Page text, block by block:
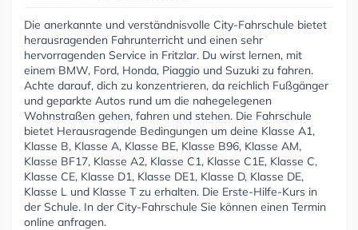
Die anerkannte und verständnisvolle City-Fahrschule bietet
herausragenden Fahrunterricht und einen sehr
hervorragenden Service in Fritzlar. Du wirst lernen, mit
einem BMW, Ford, Honda, Piaggio und Suzuki zu fahren.
Achte darauf, dich zu konzentrieren, da reichlich Fußgänger
und geparkte Autos rund um die nahegelegenen
Wohnstraßen gehen, fahren und stehen. Die Fahrschule
bietet Herausragende Bedingungen um deine Klasse A1,
Klasse B, Klasse A, Klasse BE, Klasse B96, Klasse AM,
Klasse BF17, Klasse A2, Klasse C1, Klasse C1E, Klasse C,
Klasse CE, Klasse D1, Klasse DE1, Klasse D, Klasse DE,
Klasse L und Klasse T zu erhalten. Die Erste-Hilfe-Kurs in
der Schule. In der City-Fahrschule Sie können einen Termin
online anfragen.